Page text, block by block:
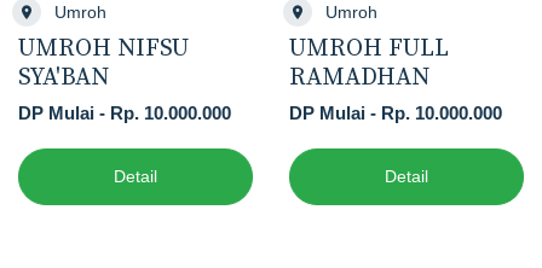
Umroh
UMROH NIFSU
SYA'BAN
DP Mulai - Rp. 10.000.000
Detail
Umroh
UMROH FULL
RAMADHAN
DP Mulai - Rp. 10.000.000
Detail